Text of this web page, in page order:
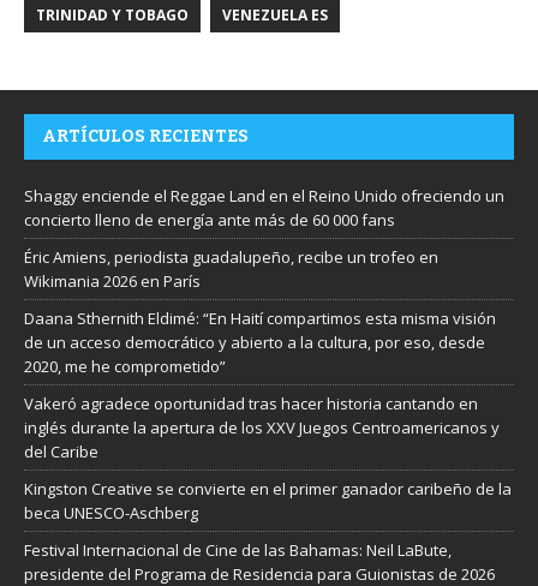
TRINIDAD Y TOBAGO VENEZUELA ES
ARTÍCULOS RECIENTES
Shaggy enciende el Reggae Land en el Reino Unido ofreciendo un
concierto lleno de energía ante más de 60 000 fans
Éric Amiens, periodista guadalupeño, recibe un trofeo en
Wikimania 2026 en París
Daana Sthernith Eldimé: “En Haití compartimos esta misma visión
de un acceso democrático y abierto a la cultura, por eso, desde
2020, me he comprometido”
Vakeró agradece oportunidad tras hacer historia cantando en
inglés durante la apertura de los XXV Juegos Centroamericanos y
del Caribe
Kingston Creative se convierte en el primer ganador caribeño de la
beca UNESCO-Aschberg
Festival Internacional de Cine de las Bahamas: Neil LaBute,
presidente del Programa de Residencia para Guionistas de 2026